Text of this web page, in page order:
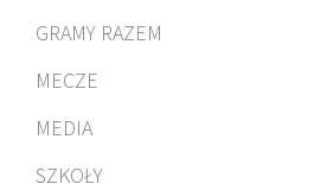
GRAMY RAZEM
MECZE
MEDIA
SZKOŁY